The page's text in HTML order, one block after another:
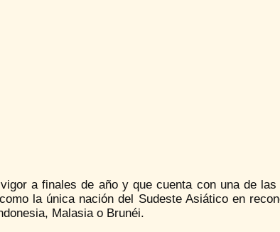
a finales de año y que cuenta con una de
la única nación del Sudeste Asiático en
Malasia o Brunéi.